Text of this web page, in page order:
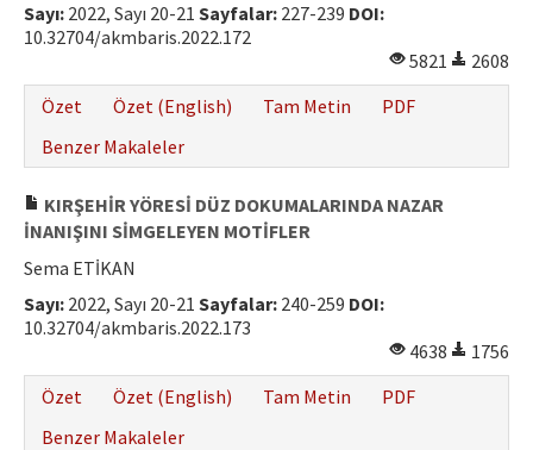
Sayı: 2022, Sayı 20-21 Sayfalar: 227-239 DOI:
10.32704/akmbaris.2022.172
5821
2608
Özet
Özet (English) Tam Metin
PDF
Benzer Makaleler
KIRŞEHİR YÖRESİ DÜZ DOKUMALARINDA NAZAR
İNANIŞINI SİMGELEYEN MOTİFLER
Sema ETİKAN
Sayı: 2022, Sayı 20-21 Sayfalar: 240-259 DOI:
10.32704/akmbaris.2022.173
4638
1756
Özet
Özet (English) Tam Metin
PDF
Benzer Makaleler